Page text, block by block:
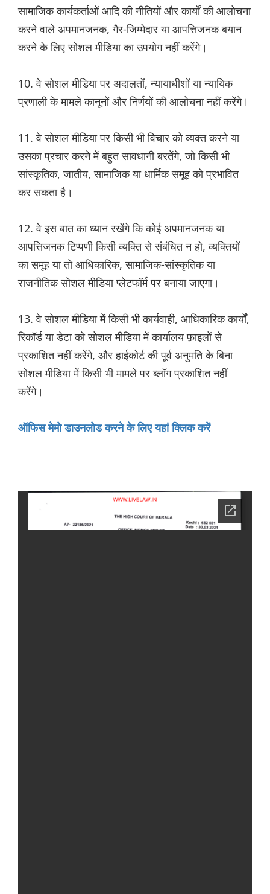
सामाजिक कार्यकर्ताओं आदि की नीतियों और कार्यों की आलोचना
करने वाले अपमानजनक, गैर-जिम्मेदार या आपत्तिजनक बयान
करने के लिए सोशल मीडिया का उपयोग नहीं करेंगे।
10. वे सोशल मीडिया पर अदालतों, न्यायाधीशों या न्यायिक
प्रणाली के मामले कानूनों और निर्णयों की आलोचना नहीं करेंगे।
11. वे सोशल मीडिया पर किसी भी विचार को व्यक्त करने या
उसका प्रचार करने में बहुत सावधानी बरतेंगे, जो किसी भी
सांस्कृतिक, जातीय, सामाजिक या धार्मिक समूह को प्रभावित
कर सकता है।
12. वे इस बात का ध्यान रखेंगे कि कोई अपमानजनक या
आपत्तिजनक टिप्पणी किसी व्यक्ति से संबंधित न हो, व्यक्तियों
का समूह या तो आधिकारिक, सामाजिक-सांस्कृतिक या
राजनीतिक सोशल मीडिया प्लेटफॉर्म पर बनाया जाएगा।
13. वे सोशल मीडिया में किसी भी कार्यवाही, आधिकारिक कार्यों,
रिकॉर्ड या डेटा को सोशल मीडिया में कार्यालय फ़ाइलों से
प्रकाशित नहीं करेंगे, और हाईकोर्ट की पूर्व अनुमति के बिना
सोशल मीडिया में किसी भी मामले पर ब्लॉग प्रकाशित नहीं
करेंगे।
ऑफिस मेमो डाउनलोड करने के लिए यहां क्लिक करें